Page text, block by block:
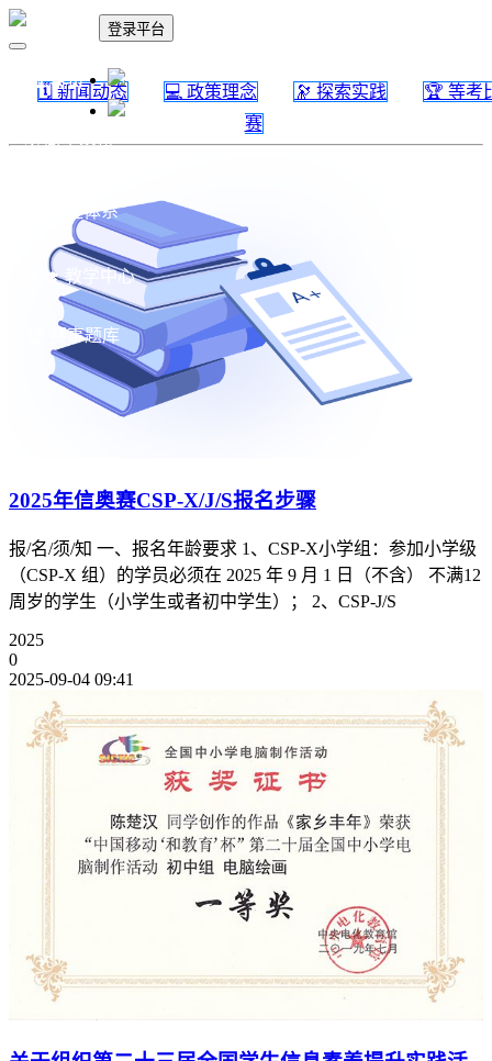
🏠 首页
🗓 政策资讯
📚 课程体系
👨‍🎓 教学中心
🏆 赛事题库
登录平台
🗓 新闻动态 💻 政策理念 🔭 探索实践
🏆 等考
赛
2025年信奥赛CSP-X/J/S报名步骤
报/名/须/知 一、报名年龄要求 1、CSP-X小学组：参加小学级
（CSP-X 组）的学员必须在 2025 年 9 月 1 日（不含） 不满12
周岁的学生（小学生或者初中学生）； 2、CSP-J/S
2025
0
2025-09-04 09:41